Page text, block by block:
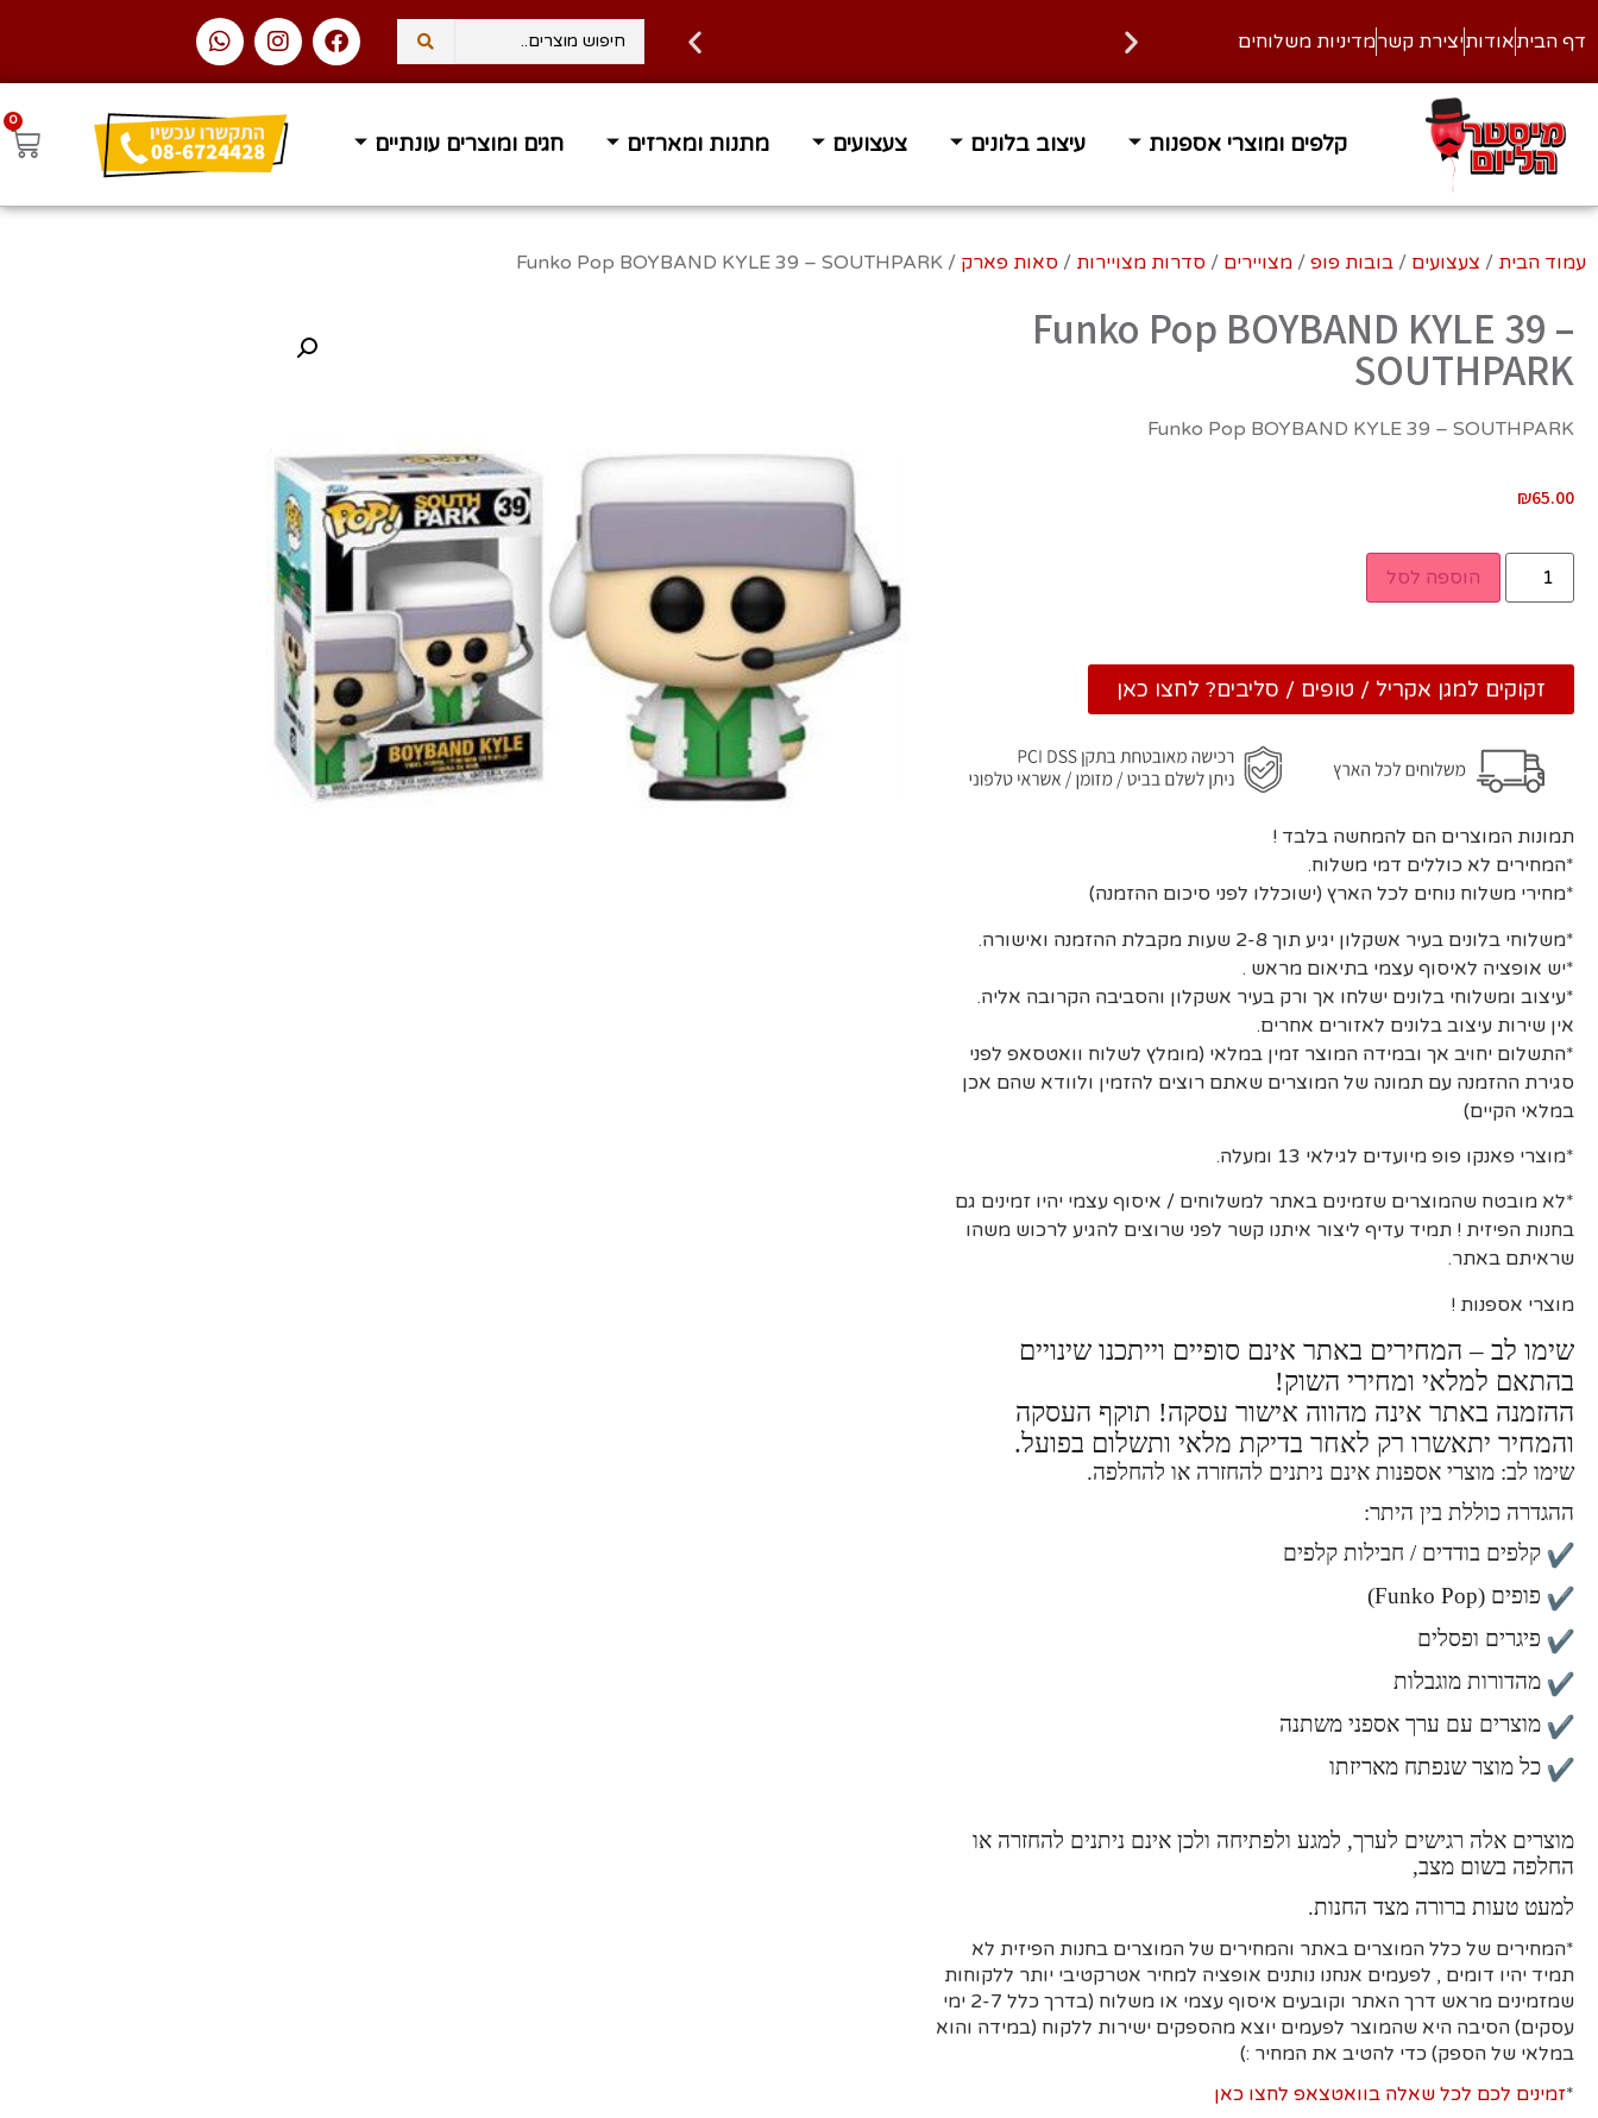
דף הביתאודותיצירת קשרמדיניות משלוחים
זמן אספקה 1-3 ימי עסקים משלוח עד הבית בחינם ברכישה מעל 400 ₪ זמן אספקה 1-3 ימי עסקים משלוח עד
קלפים ומוצרי אספנות עיצוב בלונים צעצועים מתנות ומארזים חגים ומוצרים עונתיים
0
עמוד הבית / צעצועים / בובות פופ / מצויירים / סדרות מצויירות / סאות פארק / Funko Pop BOYBAND KYLE 39 – SOUTHPARK
Funko Pop BOYBAND KYLE 39 –
SOUTHPARK
Funko Pop BOYBAND KYLE 39 – SOUTHPARK
₪65.00
הוספה לסל
זקוקים למגן אקריל / טופים / סליבים? לחצו כאן
תמונות המוצרים הם להמחשה בלבד !
*המחירים לא כוללים דמי משלוח.
*מחירי משלוח נוחים לכל הארץ (ישוכללו לפני סיכום ההזמנה)
*משלוחי בלונים בעיר אשקלון יגיע תוך 2-8 שעות מקבלת ההזמנה ואישורה.
*יש אופציה לאיסוף עצמי בתיאום מראש .
*עיצוב ומשלוחי בלונים ישלחו אך ורק בעיר אשקלון והסביבה הקרובה אליה.
אין שירות עיצוב בלונים לאזורים אחרים.
*התשלום יחויב אך ובמידה המוצר זמין במלאי (מומלץ לשלוח וואטסאפ לפני
סגירת ההזמנה עם תמונה של המוצרים שאתם רוצים להזמין ולוודא שהם אכן
במלאי הקיים)
*מוצרי פאנקו פופ מיועדים לגילאי 13 ומעלה.
*לא מובטח שהמוצרים שזמינים באתר למשלוחים / איסוף עצמי יהיו זמינים גם
בחנות הפיזית ! תמיד עדיף ליצור איתנו קשר לפני שרוצים להגיע לרכוש משהו
שראיתם באתר.
מוצרי אספנות !
שימו לב – המחירים באתר אינם סופיים וייתכנו שינויים
בהתאם למלאי ומחירי השוק!
ההזמנה באתר אינה מהווה אישור עסקה! תוקף העסקה
והמחיר יתאשרו רק לאחר בדיקת מלאי ותשלום בפועל.
שימו לב: מוצרי אספנות אינם ניתנים להחזרה או להחלפה.
ההגדרה כוללת בין היתר:
קלפים בודדים / חבילות קלפים
פופים (Funko Pop)
פיגרים ופסלים
מהדורות מוגבלות
מוצרים עם ערך אספני משתנה
כל מוצר שנפתח מאריזתו
מוצרים אלה רגישים לערך, למגע ולפתיחה ולכן אינם ניתנים להחזרה או
החלפה בשום מצב,
למעט טעות ברורה מצד החנות.
*המחירים של כלל המוצרים באתר והמחירים של המוצרים בחנות הפיזית לא
תמיד יהיו דומים , לפעמים אנחנו נותנים אופציה למחיר אטרקטיבי יותר ללקוחות
שמזמינים מראש דרך האתר וקובעים איסוף עצמי או משלוח (בדרך כלל 2-7 ימי
עסקים) הסיבה היא שהמוצר לפעמים יוצא מהספקים ישירות ללקוח (במידה והוא
במלאי של הספק) כדי להטיב את המחיר :)
*זמינים לכם לכל שאלה בוואטצאפ לחצו כאן